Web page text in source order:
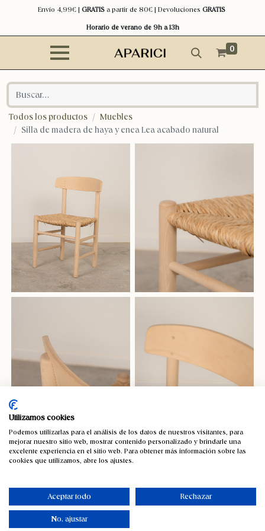
Envío 4,99€ | GRATISa partir de 80€ | Devoluciones GRATIS
Horario de verano de 9h a 13h
0
Todos los productos
Muebles
Silla de madera de haya y enea Lea acabado natural
Utilizamos cookies
Podemos utilizarlas para el análisis de los datos de nuestros visitantes, para
mejorar nuestro sitio web, mostrar contenido personalizado y brindarle una
excelente experiencia en el sitio web. Para obtener más información sobre las
cookies que utilizamos, abre los ajustes.
Aceptar todo Rechazar
No, ajustar